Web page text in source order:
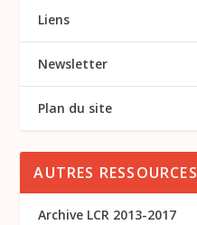
Liens
Newsletter
Plan du site
AUTRES RESSOURCES
Archive LCR 2013-2017